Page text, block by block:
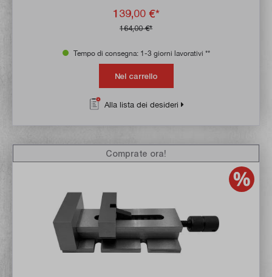
139,00 €*
164,00 €*
Tempo di consegna: 1-3 giorni lavorativi **
Nel carrello
Alla lista dei desideri
Comprate ora!